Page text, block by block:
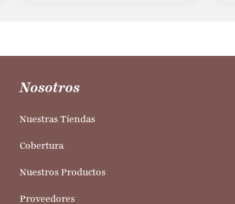
Nosotros
Nuestras Tiendas
Cobertura
Nuestros Productos
Proveedores